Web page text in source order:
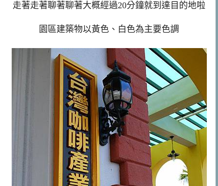
走著走著聊著聊著大概經過20分鐘就到達目的地啦
園區建築物以黃色、白色為主要色調